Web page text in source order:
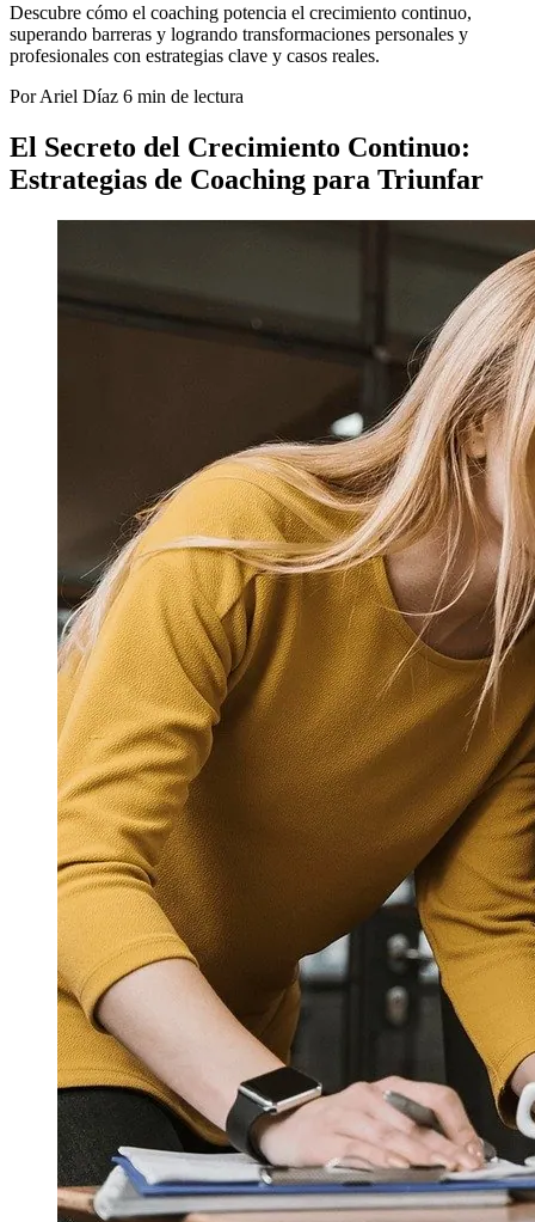
Descubre cómo el coaching potencia el crecimiento continuo,
superando barreras y logrando transformaciones personales y
profesionales con estrategias clave y casos reales.
Por Ariel Díaz 6 min de lectura
El Secreto del Crecimiento Continuo:
Estrategias de Coaching para Triunfar